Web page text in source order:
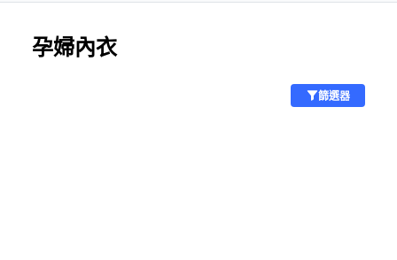
孕婦內衣
篩選器